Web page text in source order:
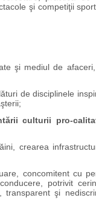
şi competiţii
şi mediul de
de disciplinele
culturii pro-
crearea
concomitent cu
potrivit
transparent şi